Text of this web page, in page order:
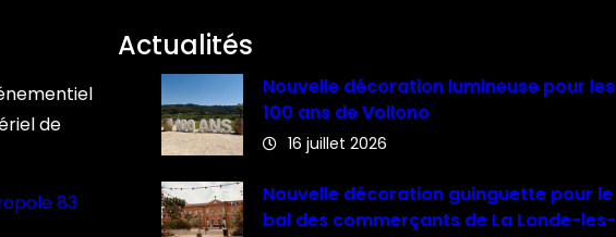
de
83
Actualités
Nouvelle décoration lumineuse pour les
100 ans de Vollono
16 juillet 2026
Nouvelle décoration guinguette pour le
bal des commerçants de La Londe-les-